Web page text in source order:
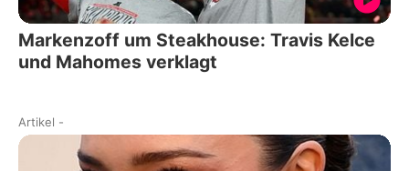
Markenzoff um Steakhouse: Travis Kelce
und Mahomes verklagt
Artikel -